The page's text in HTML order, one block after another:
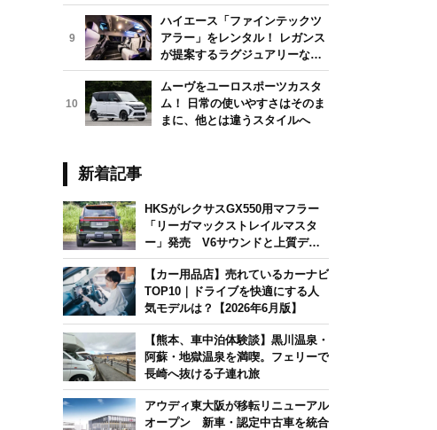
9
ハイエース「ファインテックツ
アラー」をレンタル！ レガンス
が提案するラグジュアリーな移
動体験
10
ムーヴをユーロスポーツカスタ
ム！ 日常の使いやすさはそのま
まに、他とは違うスタイルへ
新着記事
HKSがレクサスGX550用マフラー
「リーガマックストレイルマスタ
ー」発売 V6サウンドと上質デザ
インを両立
【カー用品店】売れているカーナビ
TOP10｜ドライブを快適にする人
気モデルは？【2026年6月版】
【熊本、車中泊体験談】黒川温泉・
阿蘇・地獄温泉を満喫。フェリーで
長崎へ抜ける子連れ旅
アウディ東大阪が移転リニューアル
オープン 新車・認定中古車を統合